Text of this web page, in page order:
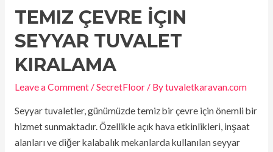
TEMIZ ÇEVRE İÇIN
SEYYAR TUVALET
KIRALAMA
Leave a Comment /SecretFloor/ Bytuvaletkaravan.com
Seyyar tuvaletler, günümüzde temiz bir çevre için önemli bir
hizmet sunmaktadır. Özellikle açık hava etkinlikleri, inşaat
alanları ve diğer kalabalık mekanlarda kullanılan seyyar
Temiz
İçin
Seyyar
Kiralama